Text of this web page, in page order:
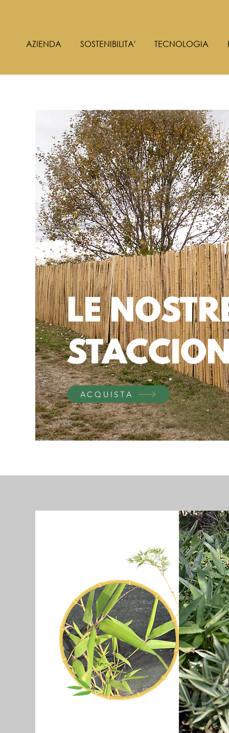
AZIENDA SOSTENIBILITA' TECNOLOGIA
LE
ACQUISTA